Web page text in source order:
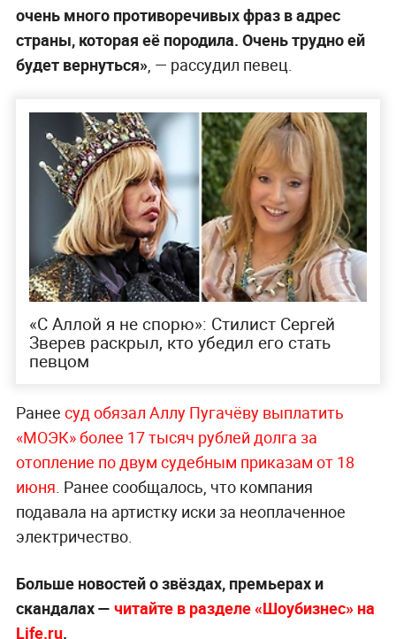
очень много противоречивых фраз в адрес
страны, которая её породила. Очень трудно ей
будет вернуться», — рассудил певец.
«С Аллой я не спорю»: Стилист Сергей
Зверев раскрыл, кто убедил его стать
певцом
Ранее суд обязал Аллу Пугачёву выплатить
«МОЭК» более 17 тысяч рублей долга за
отопление по двум судебным приказам от 18
июня. Ранее сообщалось, что компания
подавала на артистку иски за неоплаченное
электричество.
Больше новостей о звёздах, премьерах и
скандалах — читайте в разделе «Шоубизнес» на
Life.ru.